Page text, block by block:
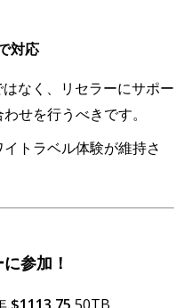
対応
なく、リセラーにサポー
せを行うべきです。
トラベル体験が維持さ
参加！
$1113.75 50TB